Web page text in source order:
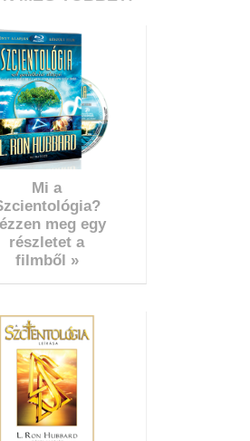
Mi a
meg egy
részletet a
filmből »